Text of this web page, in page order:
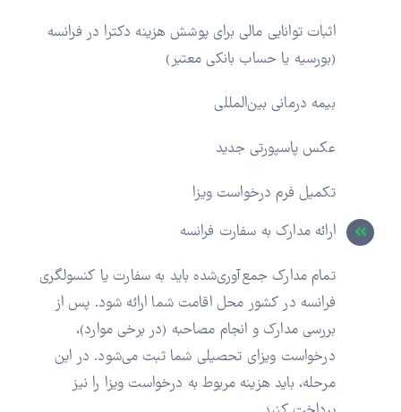
اثبات توانایی مالی برای پوشش هزینه دکترا در فرانسه
(بورسیه یا حساب بانکی معتبر)
بیمه درمانی بین‌المللی
عکس پاسپورتی جدید
تکمیل فرم درخواست ویزا
ارائه مدارک به سفارت فرانسه
تمام مدارک جمع‌آوری‌شده باید به سفارت یا کنسولگری
فرانسه در کشور محل اقامت شما ارائه شود. پس از
بررسی مدارک و انجام مصاحبه (در برخی موارد)،
درخواست ویزای تحصیلی شما ثبت می‌شود. در این
مرحله، باید هزینه مربوط به درخواست ویزا را نیز